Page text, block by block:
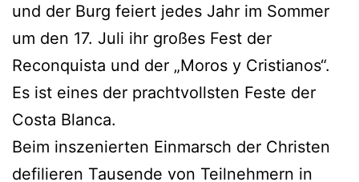
und der Burg feiert jedes Jahr im Sommer
um den 17. Juli ihr großes Fest der
Reconquista und der „Moros y Cristianos“.
Es ist eines der prachtvollsten Feste der
Costa Blanca.
Beim inszenierten Einmarsch der Christen
defilieren Tausende von Teilnehmern in